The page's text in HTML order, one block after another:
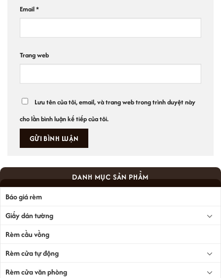
DANH MỤC SẢN PHẨM
Báo giá rèm
Giấy dán tường
Rèm cầu vồng
Rèm cửa tự động
Rèm cửa văn phòng
Email*
Trang web
Lưu tên của tôi, email, và trang web trong trình duyệt này
cho lần bình luận kế tiếp của tôi.